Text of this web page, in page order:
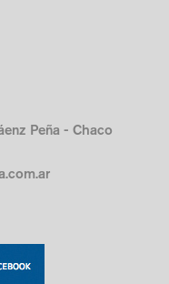
Peña - Chaco